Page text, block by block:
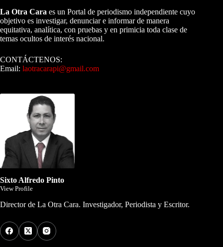
La Otra Cara es un Portal de periodismo independiente cuyo
objetivo es investigar, denunciar e informar de manera
equitativa, analítica, con pruebas y en primicia toda clase de
temas ocultos de interés nacional.
CONTÁCTENOS:
Email: laotracarapi@gmail.com
Sixto Alfredo Pinto
View Profile
Director de La Otra Cara. Investigador, Periodista y Escritor.